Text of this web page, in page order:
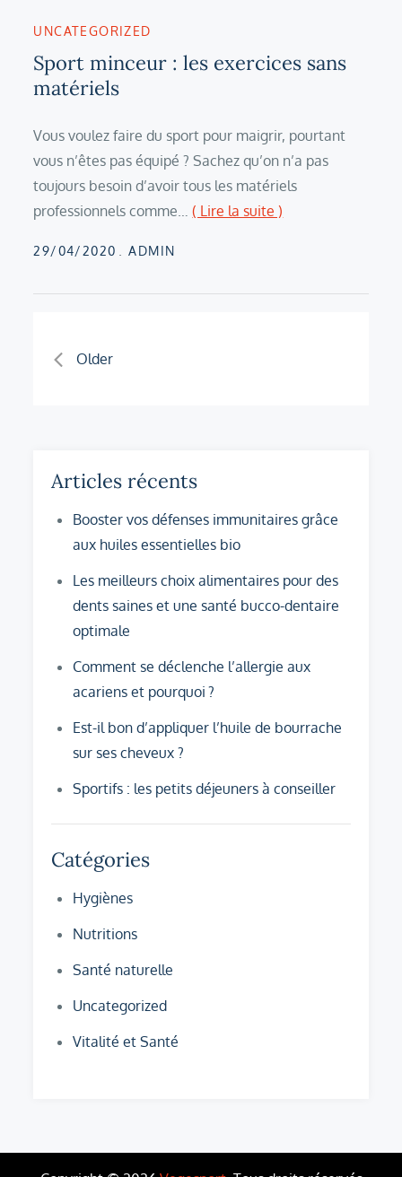
UNCATEGORIZED
Sport minceur : les exercices sans
matériels
Vous voulez faire du sport pour maigrir, pourtant
vous n’êtes pas équipé ? Sachez qu’on n’a pas
toujours besoin d’avoir tous les matériels
professionnels comme…( Lire la suite )
Posted
29/04/2020 ADMIN
Navigation
Older
Articles récents
Booster vos défenses immunitaires grâce
aux huiles essentielles bio
Les meilleurs choix alimentaires pour des
dents saines et une santé bucco-dentaire
optimale
Comment se déclenche l’allergie aux
acariens et pourquoi ?
Est-il bon d’appliquer l’huile de bourrache
sur ses cheveux ?
Sportifs : les petits déjeuners à conseiller
Catégories
Hygiènes
Nutritions
Santé naturelle
Uncategorized
Vitalité et Santé